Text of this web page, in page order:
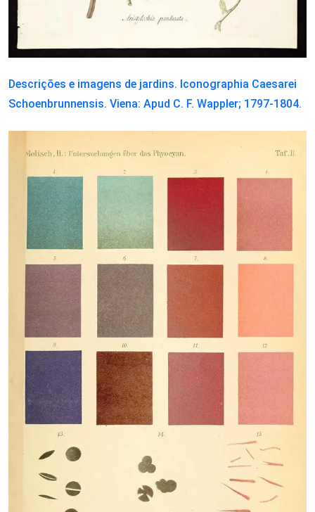
Descrições e imagens de jardins. Iconographia Caesarei
Schoenbrunnensis. Viena: Apud C. F. Wappler; 1797-1804.